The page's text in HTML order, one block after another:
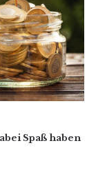
Spaß haben